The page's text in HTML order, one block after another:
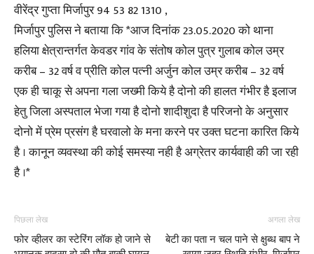
वीरेंद्र गुप्ता मिर्जापुर 94 53 82 1310 ,
मिर्जापुर पुलिस ने बताया कि *आज दिनांक 23.05.2020 को थाना
हलिया क्षेत्रान्तर्गत केवडर गांव के संतोष कोल पुत्र गुलाब कोल उम्र
करीब – 32 वर्ष व प्रीति कोल पत्नी अर्जुन कोल उम्र करीब – 32 वर्ष
एक ही चाकू से अपना गला जख्मी किये है दोनो की हालत गंभीर है इलाज
हेतु जिला अस्पताल भेजा गया है दोनो शादीशुदा है परिजनो के अनुसार
दोनो में प्रेम प्रसंग है घरवालो के मना करने पर उक्त घटना कारित किये
है । कानून व्यवस्था की कोई समस्या नही है अग्रेतर कार्यवाही की जा रही
है ।*
पिछला लेख
फोर व्हीलर का स्टेरिंग लॉक हो जाने से
अगला लेख
बेटी का पता न चल पाने से क्षुब्ध बाप ने